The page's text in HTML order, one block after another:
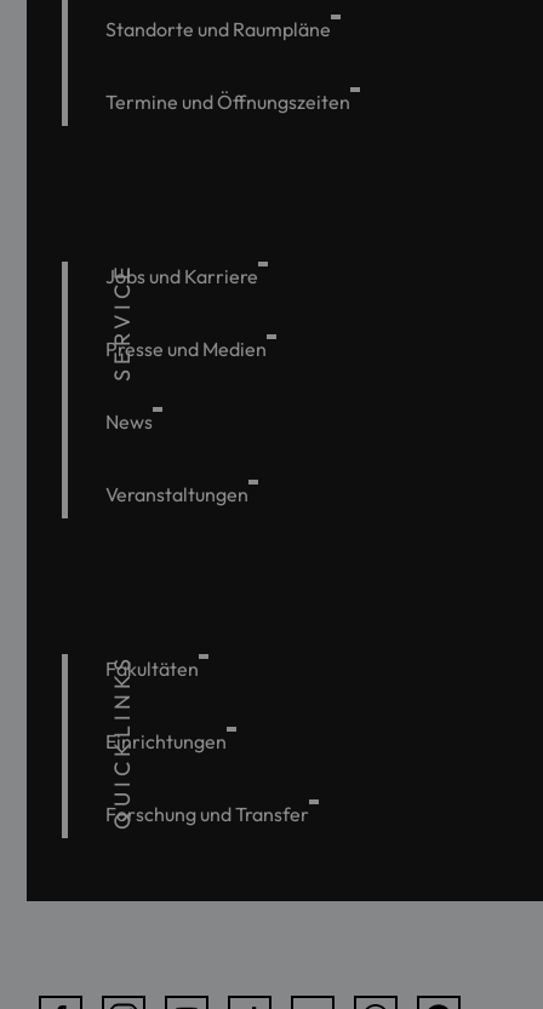
Standorte und Raumpläne
Termine und Öffnungszeiten
SERVICE
Jobs und Karriere
Presse und Medien
News
Veranstaltungen
QUICKLINKS
Fakultäten
Einrichtungen
Forschung und Transfer